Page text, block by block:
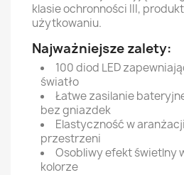
klasie ochronności III,
użytkowaniu.
Najważniejsze zalety:
100 diod LED
światło
Łatwe zasilanie
bez gniazdek
Elastyczność w
przestrzeni
Osobliwy efekt świetlny
kolorze